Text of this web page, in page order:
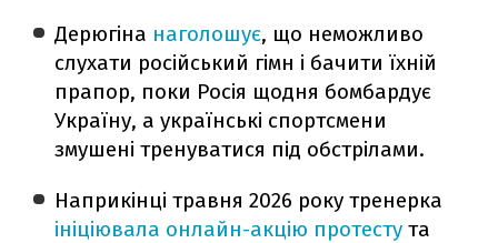
Дерюгіна наголошує, що неможливо
слухати російський гімн і бачити їхній
прапор, поки Росія щодня бомбардує
Україну, а українські спортсмени
змушені тренуватися під обстрілами.
Наприкінці травня 2026 року тренерка
ініціювала онлайн-акцію протесту та